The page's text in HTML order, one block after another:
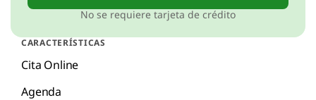
CARACTERÍSTICAS
Cita Online
Agenda
No se requiere tarjeta de crédito